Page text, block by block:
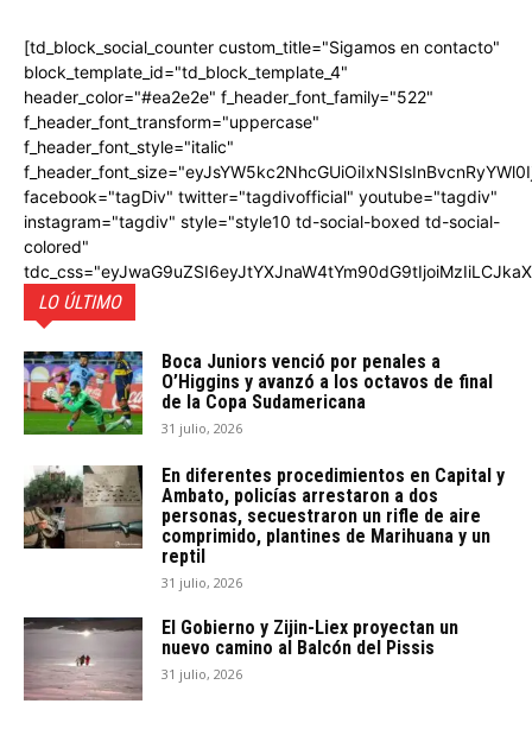
[td_block_social_counter custom_title="Sigamos en contacto"
block_template_id="td_block_template_4"
header_color="#ea2e2e" f_header_font_family="522"
f_header_font_transform="uppercase"
f_header_font_style="italic"
facebook="tagDiv" twitter="tagdivofficial" youtube="tagdiv"
instagram="tagdiv" style="style10 td-social-boxed td-social-
colored"
LO ÚLTIMO
Boca Juniors venció por penales a
O’Higgins y avanzó a los octavos de final
de la Copa Sudamericana
31 julio, 2026
En diferentes procedimientos en Capital y
Ambato, policías arrestaron a dos
personas, secuestraron un rifle de aire
comprimido, plantines de Marihuana y un
reptil
31 julio, 2026
El Gobierno y Zijin-Liex proyectan un
nuevo camino al Balcón del Pissis
31 julio, 2026